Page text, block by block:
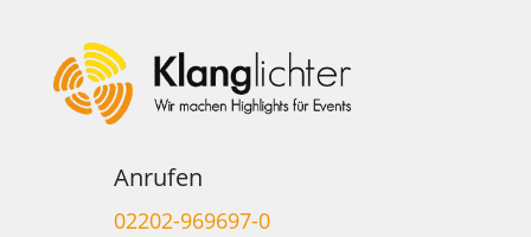
Anrufen
02202-969697-0